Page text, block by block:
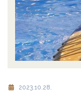
2023.10.28.